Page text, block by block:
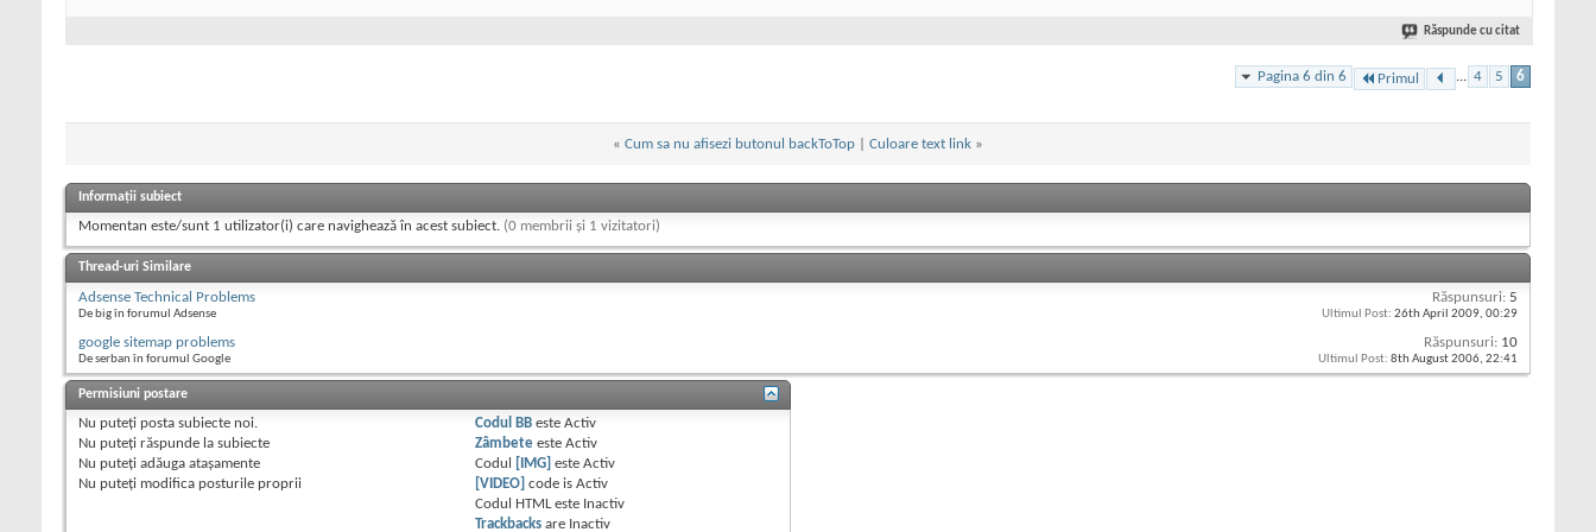
Răspunde cu citat
Pagina 6 din 6 Primul ... 4 5 6
« Cum sa nu afisezi butonul backToTop Culoare text link »
Informații subiect
Momentan este/sunt 1 utilizator(i) care navighează în acest subiect. (0 membrii și 1 vizitatori)
Thread-uri Similare
Adsense Technical Problems
De big în forumul Adsense
Răspunsuri: 5
Ultimul Post: 26th April 2009, 00:29
google sitemap problems
De serban în forumul Google
Răspunsuri: 10
Ultimul Post: 8th August 2006, 22:41
Permisiuni postare
Nu puteţi posta subiecte noi.
Nu puteţi răspunde la subiecte
Nu puteţi adăuga ataşamente
Nu puteţi modifica posturile proprii
Codul BB esteActiv
Zâmbete esteActiv
Codul
[IMG] esteActiv
[VIDEO] code isActiv
Codul HTML este Inactiv
Trackbacks are Inactiv